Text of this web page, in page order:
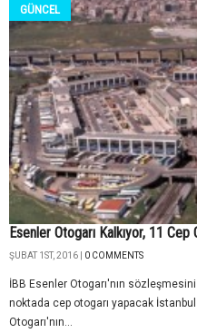
GÜNCEL
Esenler Otogarı Kalkıyor, 11 Cep
ŞUBAT 1ST, 2016 | 0 COMMENTS
İBB Esenler Otogarı'nın
noktada cep otogarı yapacak
Otogarı'nın...